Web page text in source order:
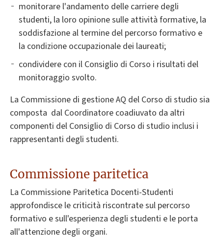
monitorare l'andamento delle carriere degli
studenti, la loro opinione sulle attività formative, la
soddisfazione al termine del percorso formativo e
la condizione occupazionale dei laureati;
condividere con il Consiglio di Corso i risultati del
monitoraggio svolto.
La Commissione di gestione AQ del Corso di studio sia
composta dal Coordinatore coadiuvato da altri
componenti del Consiglio di Corso di studio inclusi i
rappresentanti degli studenti.
Commissione paritetica
La Commissione Paritetica Docenti-Studenti
approfondisce le criticità riscontrate sul percorso
formativo e sull'esperienza degli studenti e le porta
all'attenzione degli organi.